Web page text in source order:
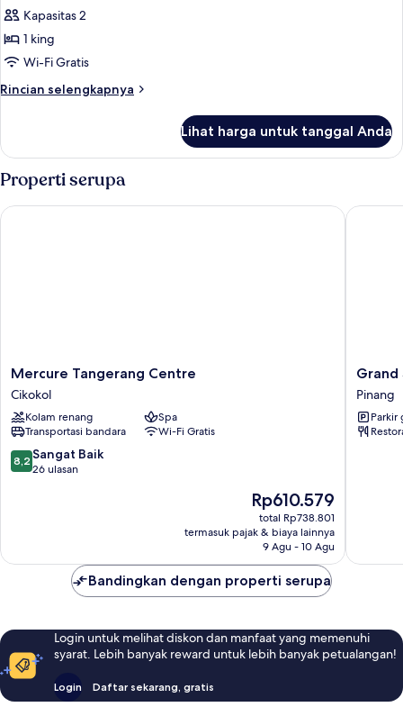
Kapasitas 2
1 king
Wi-Fi Gratis
Rincian selengkapnya
Rincian
Deluxe
Room
Lihat harga untuk tanggal Anda
Properti serupa
Mercure
Tangerang
Centre
Cikokol
Mercure Tangerang Centre
Cikokol
Kolam renang
Spa
Transportasi bandara
Wi-Fi Gratis
8.2
dari
8,2 Sangat Baik
26 ulasan
Harga
sekarang
Rp610.579
Rp610.579
total Rp738.801
termasuk pajak & biaya lainnya
9 Agu - 10 Agu
Mercure Tangerang Centre
Grand
Hotel
Pinang
Pinang
Parkir
Grand
Bandingkan dengan properti serupa
Login untuk melihat diskon dan manfaat yang memenuhi
syarat. Lebih banyak reward untuk lebih banyak petualangan!
Login Daftar sekarang, gratis